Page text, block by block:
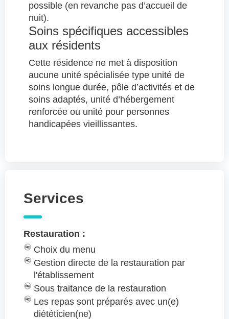
possible (en revanche pas d’accueil de
nuit).
Soins spécifiques accessibles
aux résidents
Cette résidence ne met à disposition
aucune unité spécialisée type unité de
soins longue durée, pôle d’activités et de
soins adaptés, unité d’hébergement
renforcée ou unité pour personnes
handicapées vieillissantes.
Services
Restauration :
Choix du menu
Gestion directe de la restauration par
l'établissement
Sous traitance de la restauration
Les repas sont préparés avec un(e)
diététicien(ne)